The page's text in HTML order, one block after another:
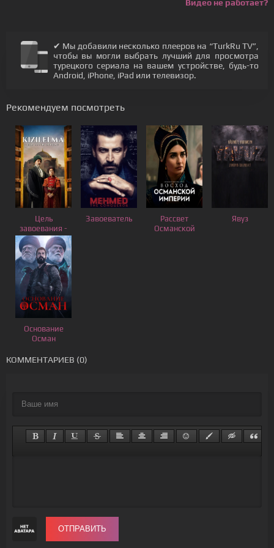
Видео не работает?
✔ Мы добавили несколько плееров на “TurkRu TV”,
чтобы вы могли выбрать лучший для просмотра
турецкого сериала на вашем устройстве, будь-то
Android, iPhone, iPad или телевизор.
Рекомендуем посмотреть
Цель
завоевания -
Красное
яблоко
Завоеватель
Рассвет
Османской
Явуз
Основание
Осман
КОММЕНТАРИЕВ (0)
ОТПРАВИТЬ